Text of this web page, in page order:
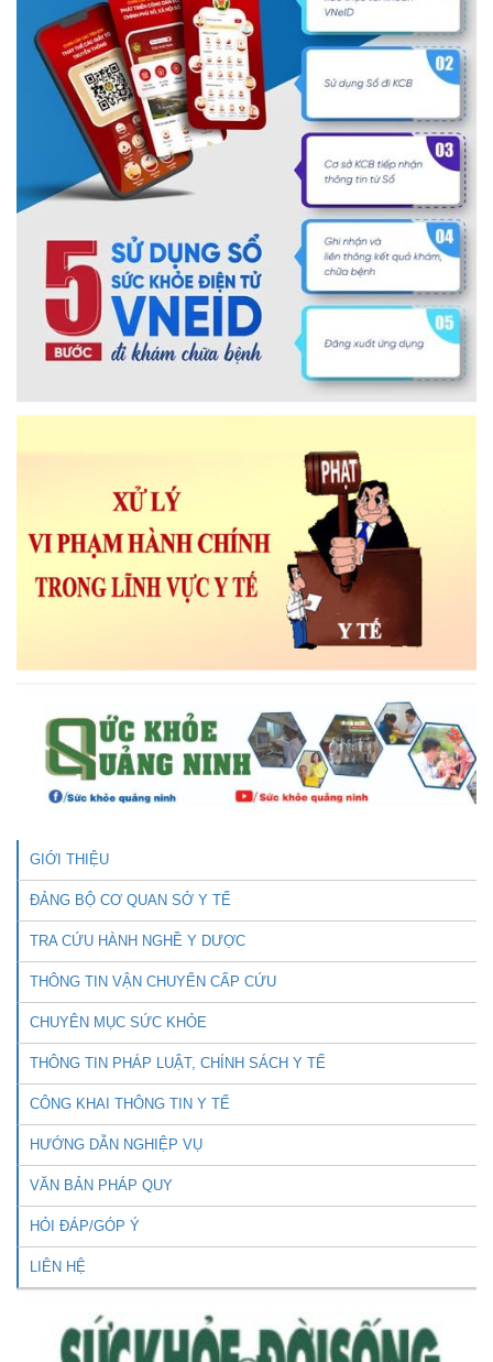
GIỚI THIỆU
ĐẢNG BỘ CƠ QUAN SỞ Y TẾ
TRA CỨU HÀNH NGHỀ Y DƯỢC
THÔNG TIN VẬN CHUYỂN CẤP CỨU
CHUYÊN MỤC SỨC KHỎE
THÔNG TIN PHÁP LUẬT, CHÍNH SÁCH Y TẾ
CÔNG KHAI THÔNG TIN Y TẾ
HƯỚNG DẪN NGHIỆP VỤ
VĂN BẢN PHÁP QUY
HỎI ĐÁP/GÓP Ý
LIÊN HỆ